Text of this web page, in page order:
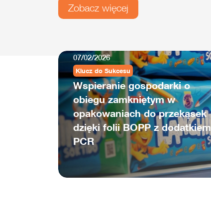
Zobacz więcej
07/02/2026
Klucz do Sukcesu
Wspieranie gospodarki o
obiegu zamkniętym w
opakowaniach do przekąsek
dzięki folii BOPP z dodatkiem
PCR